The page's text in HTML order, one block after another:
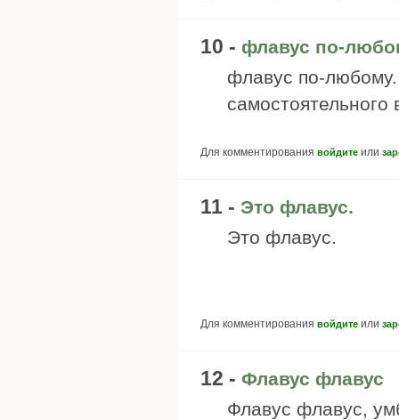
10 - флавус по-
флавус по-
Для комментирования войдите или
11 - Это флавус.
Это флавус.
Для комментирования войдите или
12 - Флавус флавус
Флавус флавус,